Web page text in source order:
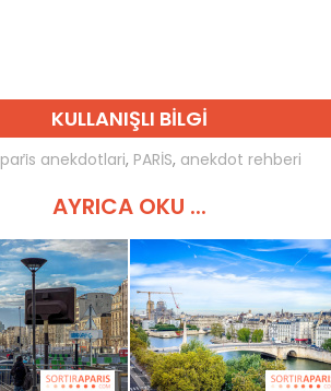
KULLANIŞLI BILGI
pari̇s anekdotlari, PARİS, anekdot rehberi
AYRICA OKU ...